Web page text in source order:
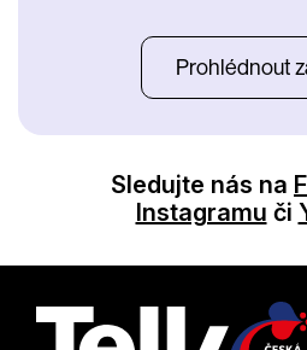
Prohlédnout
Sledujte nás na
Instagramu či